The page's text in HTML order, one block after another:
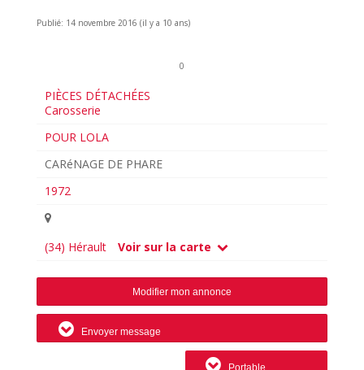
Publié: 14 novembre 2016 (il y a 10 ans)
0
PIÈCES DÉTACHÉES
Carosserie
POUR LOLA
CARéNAGE DE PHARE
1972
(34) Hérault Voir sur la carte
Modifier mon annonce
Envoyer message
Portable